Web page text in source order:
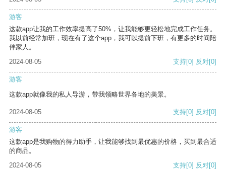
游客
这款app让我的工作效率提高了50%，让我能够更轻松地完成工作任务。
我以前经常加班，现在有了这个app，我可以提前下班，有更多的时间陪
伴家人。
2024-08-05
支持[0] 反对[0]
游客
这款app就像我的私人导游，带我领略世界各地的美景。
2024-08-05 支持[0] 反对[0]
游客
这款app是我购物的得力助手，让我能够找到最优惠的价格，买到最合适
的商品。
2024-08-05
支持[0] 反对[0]